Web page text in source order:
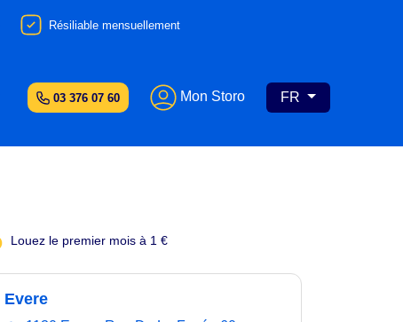
Résiliable mensuellement
03 376 07 60 Mon Storo FR
Louez le premier mois à 1 €
Evere